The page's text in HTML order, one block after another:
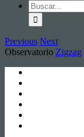
Previous Next
Observatorio Zigzag